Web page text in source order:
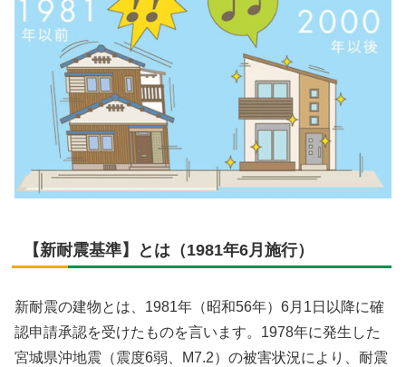
【新耐震基準】とは（1981年6月施行）
新耐震の建物とは、1981年（昭和56年）6月1日以降に確
認申請承認を受けたものを言います。1978年に発生した
宮城県沖地震（震度6弱、M7.2）の被害状況により、耐震